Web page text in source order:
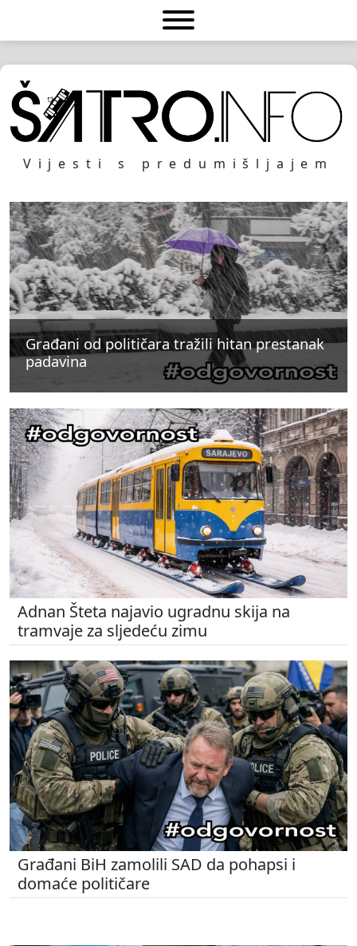
Vijesti s predumišljajem
Građani od političara tražili hitan prestanak
padavina
Građani od političara tražili hitan prestanak
padavina
Građani od političara tražili hitan prestanak
padavina
Adnan Šteta najavio ugradnu skija na
tramvaje za sljedeću zimu
Građani BiH zamolili SAD da pohapsi i
domaće političare